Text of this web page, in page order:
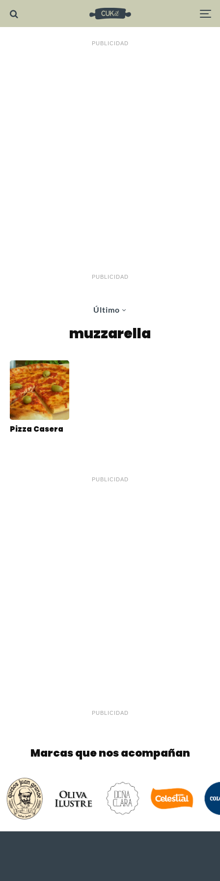
PUBLICIDAD
PUBLICIDAD
Último
muzzarella
Pizza Casera
PUBLICIDAD
PUBLICIDAD
Marcas que nos acompañan